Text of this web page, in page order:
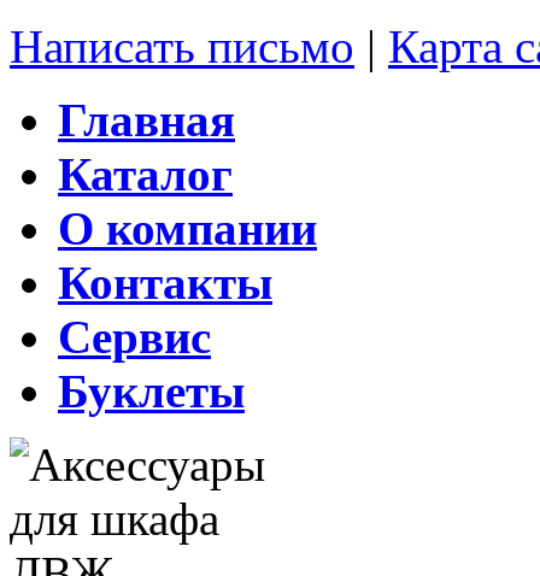
Написать письмо | Карта
Главная
Каталог
О компании
Контакты
Сервис
Буклеты